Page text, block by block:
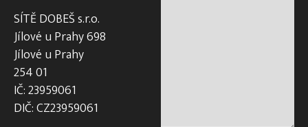
SÍTĚ DOBEŠ s.r.o.
Jílové u Prahy 698
Jílové u Prahy
254 01
IČ: 23959061
DIČ: CZ23959061